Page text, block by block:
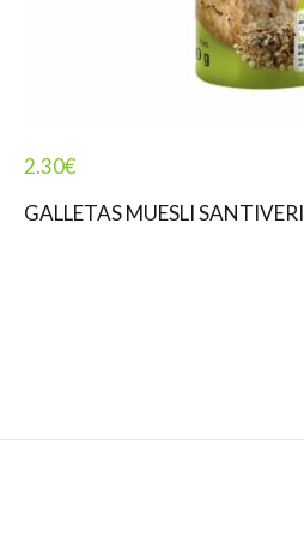
2.30€
GALLETAS MUESLI SANTIVERI